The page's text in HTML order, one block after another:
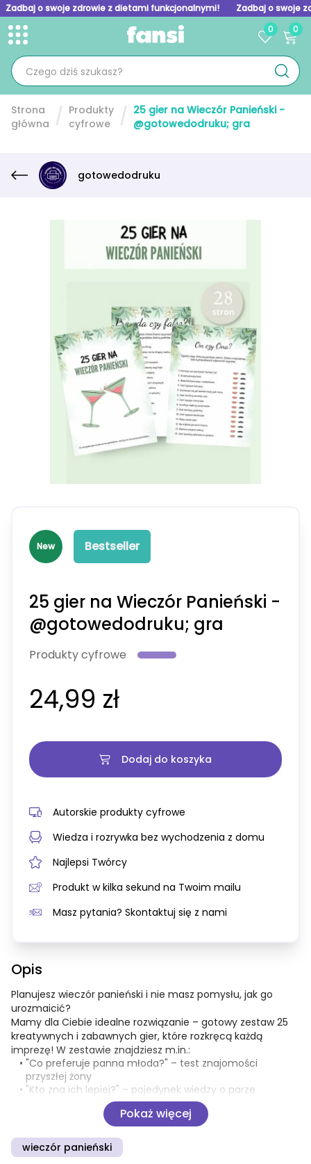
Zadbaj o swoje zdrowie z dietami funkcjonalnymi! Zadbaj o swoje
Toggle menu
0 0
Strona
główna
Produkty
cyfrowe
25 gier na Wieczór Panieński -
@gotowedodruku; gra
gotowedodruku
New Bestseller
25 gier na Wieczór Panieński -
@gotowedodruku; gra
Produkty cyfrowe
24,99 zł
Dodaj do koszyka
Autorskie produkty cyfrowe
Wiedza i rozrywka bez wychodzenia z domu
Najlepsi Twórcy
Produkt w kilka sekund na Twoim mailu
Masz pytania? Skontaktuj się z nami
Opis
Planujesz wieczór panieński i nie masz pomysłu, jak go
urozmaicić?
Mamy dla Ciebie idealne rozwiązanie – gotowy zestaw 25
kreatywnych i zabawnych gier, które rozkręcą każdą
imprezę! W zestawie znajdziesz m.in.:
"Co preferuje panna młoda?" – test znajomości
przyszłej żony
"Kto zna ich lepiej?" – pojedynek wiedzy o parze
"Ślubne scrabble",
"Alfabet ślubny",
"Wykreślanka" – dla fanek łamigłówek
"Kalambury",
"Prawda czy fałsz?",
Pokaż więcej
wieczór panieński